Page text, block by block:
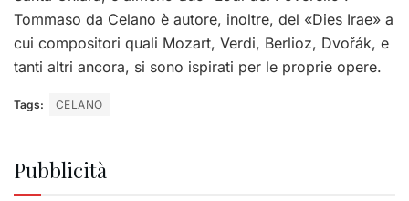
Tommaso da Celano è autore, inoltre, del «Dies Irae» a
cui compositori quali Mozart, Verdi, Berlioz, Dvořák, e
tanti altri ancora, si sono ispirati per le proprie opere.
Tags: CELANO
Pubblicità